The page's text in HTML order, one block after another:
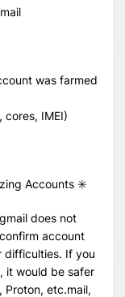
was farmed
cores, IMEI)
Accounts ✳️
does not
account
difficulties. If you
it would be safer
Proton, etc.mail,